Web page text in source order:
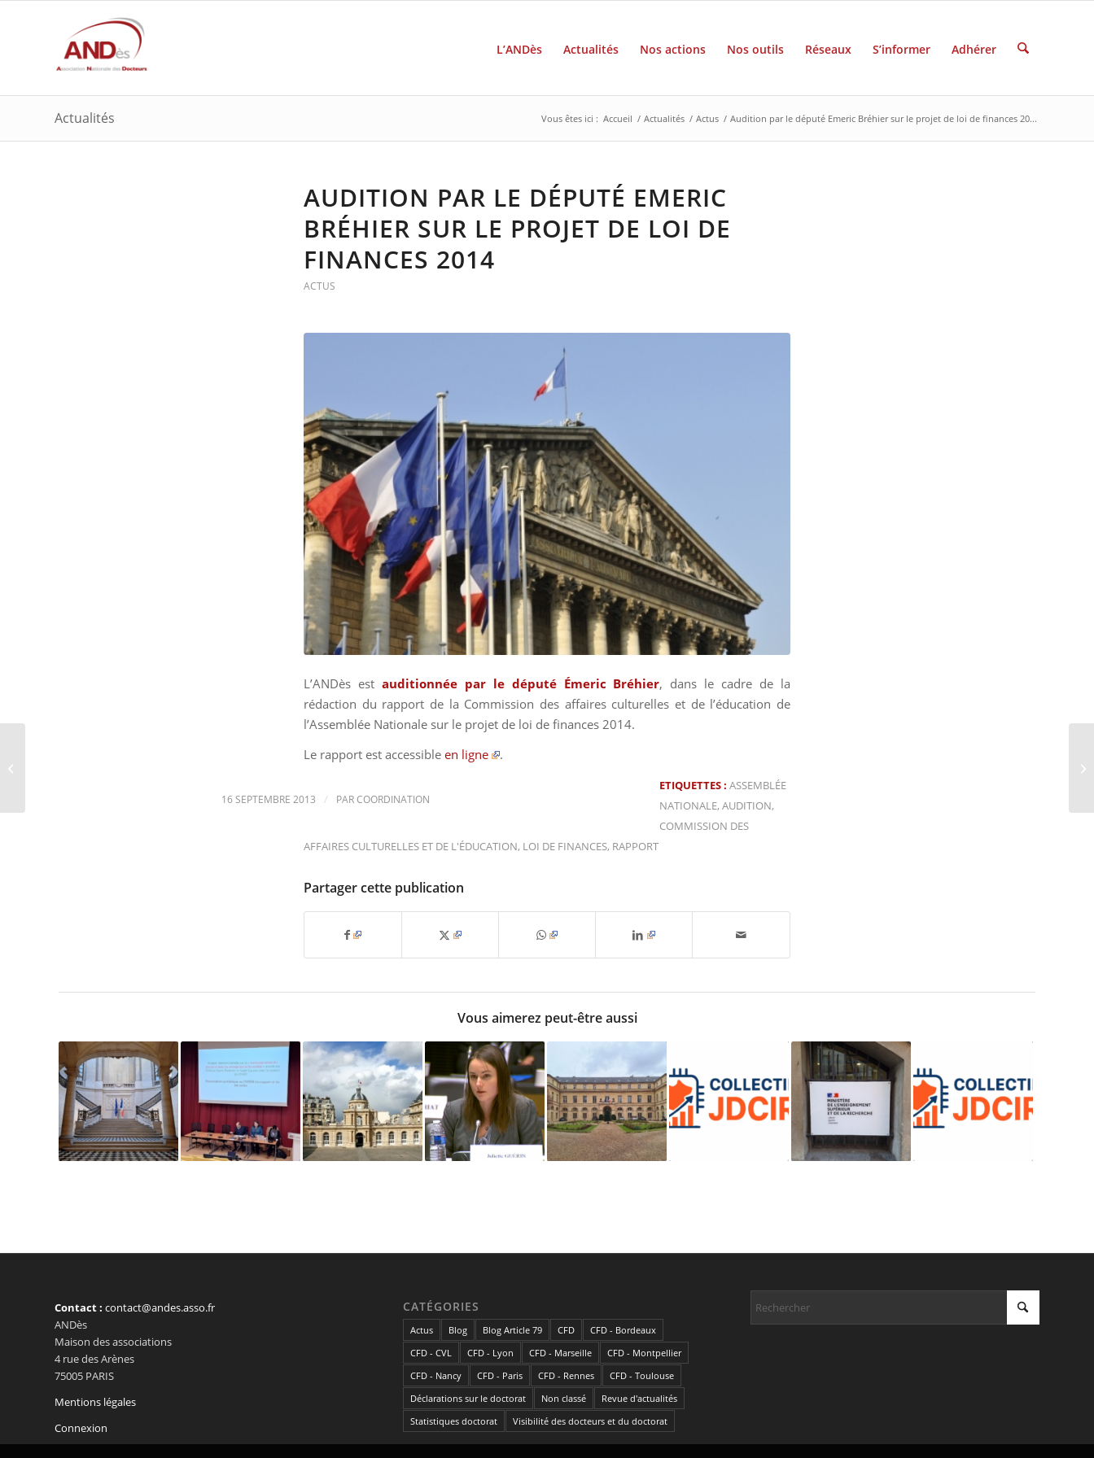
L’ANDès Actualités Nos actions Nos outils Réseaux S’informer Adhérer
Actualités Vous êtes ici : Accueil / Actualités / Actus / Audition par le député Emeric Bréhier sur le projet de loi de finances 20...
AUDITION PAR LE DÉPUTÉ EMERIC
BRÉHIER SUR LE PROJET DE LOI DE
FINANCES 2014
ACTUS
L’ANDès est auditionnée par le député Émeric Bréhier, dans le cadre de la
rédaction du rapport de la Commission des affaires culturelles et de l’éducation de
l’Assemblée Nationale sur le projet de loi de finances 2014.
Le rapport est accessible en ligne .
16 SEPTEMBRE 2013 / PARCOORDINATION
ETIQUETTES : ASSEMBLÉE
NATIONALE,AUDITION,
COMMISSION DES
AFFAIRES CULTURELLES ET DE L'ÉDUCATION, LOI DE FINANCES, RAPPORT
Partager cette publication
Vous aimerez peut-être aussi
Contact : contact@andes.asso.fr
ANDès
Maison des associations
4 rue des Arènes
75005 PARIS
Mentions légales
Connexion
CATÉGORIES
Actus Blog Blog Article 79 CFD
CFD - Bordeaux
CFD - CVL
CFD - Lyon CFD - Marseille
CFD - Montpellier
CFD - Nancy
CFD - Paris CFD - Rennes
CFD - Toulouse
Déclarations sur le doctorat
Non classé
Revue d'actualités
Statistiques doctorat
Visibilité des docteurs et du doctorat